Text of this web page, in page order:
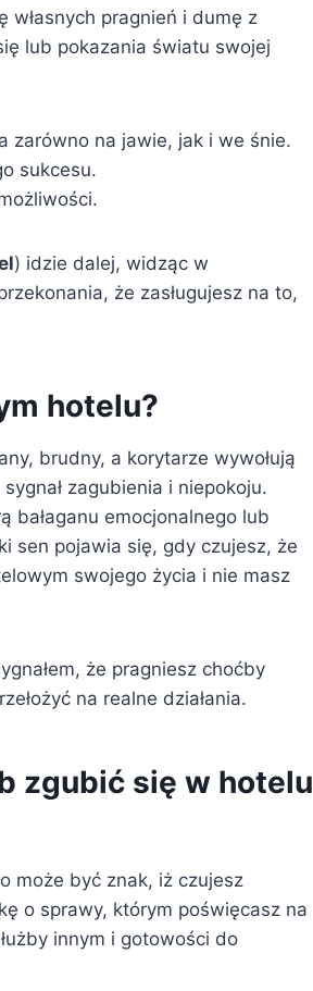
pragnień i dumę z
lub pokazania światu swojej
zarówno na jawie, jak i we śnie.
sukcesu.
) idzie dalej, widząc w
że zasługujesz na to,
hotelu?
brudny, a korytarze wywołują
zagubienia i niepokoju.
bałaganu emocjonalnego lub
sen pojawia się, gdy czujesz, że
swojego życia i nie masz
że pragniesz choćby
na realne działania.
zgubić się w hotelu
może być znak, iż czujesz
o sprawy, którym poświęcasz na
innym i gotowości do